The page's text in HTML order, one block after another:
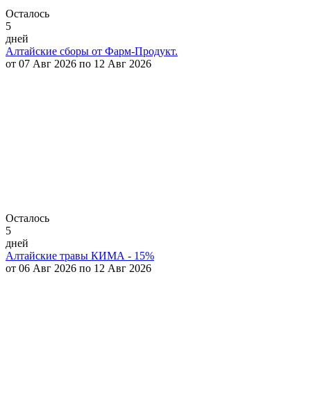
Осталось
5
дней
Алтайские сборы от Фарм-Продукт.
от 07 Авг 2026 по 12 Авг 2026
Осталось
5
дней
Алтайские травы КИМА - 15%
от 06 Авг 2026 по 12 Авг 2026